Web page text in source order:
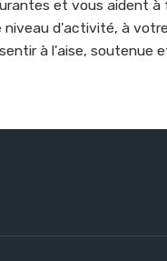
et vous aident à
d'activité, à
à l'aise, soutenue